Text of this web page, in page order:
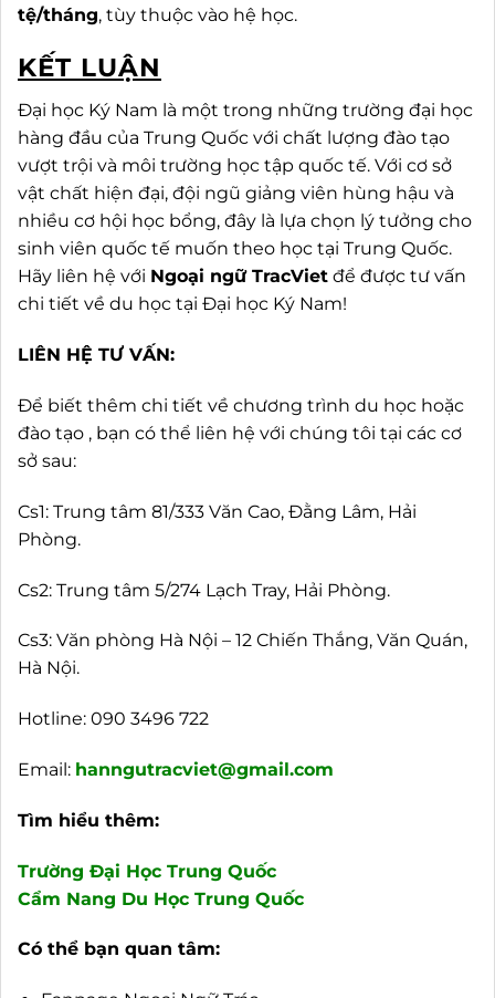
tệ/tháng, tùy thuộc vào hệ học.
KẾT LUẬN
Đại học Ký Nam là một trong những trường đại học
hàng đầu của Trung Quốc với chất lượng đào tạo
vượt trội và môi trường học tập quốc tế. Với cơ sở
vật chất hiện đại, đội ngũ giảng viên hùng hậu và
nhiều cơ hội học bổng, đây là lựa chọn lý tưởng cho
sinh viên quốc tế muốn theo học tại Trung Quốc.
Hãy liên hệ với Ngoại ngữ TracViet để được tư vấn
chi tiết về du học tại Đại học Ký Nam!
LIÊN HỆ TƯ VẤN:
Để biết thêm chi tiết về chương trình du học hoặc
đào tạo , bạn có thể liên hệ với chúng tôi tại các cơ
sở sau:
Cs1: Trung tâm 81/333 Văn Cao, Đằng Lâm, Hải
Phòng.
Cs2: Trung tâm 5/274 Lạch Tray, Hải Phòng.
Cs3: Văn phòng Hà Nội – 12 Chiến Thắng, Văn Quán,
Hà Nội.
Hotline: 090 3496 722
Email: hanngutracviet@gmail.com
Tìm hiểu thêm:
Trường Đại Học Trung Quốc
Cẩm Nang Du Học Trung Quốc
Có thể bạn quan tâm: